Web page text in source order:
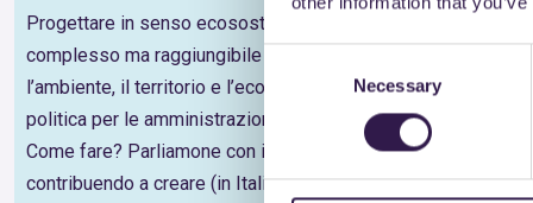
Selection
Necessary
Progettare in senso ecosostenibile un Evento di grandi
complesso ma raggiungibile e potenzialmente carico di
l’ambiente, il territorio e l’economia, nonché, inevitabilmente,
politica per le amministrazioni che intendono perseguire la
Come fare? Parliamone con i soggetti che stanno lavorando
contribuendo a creare (in Italia!) le migliori pratiche a livello